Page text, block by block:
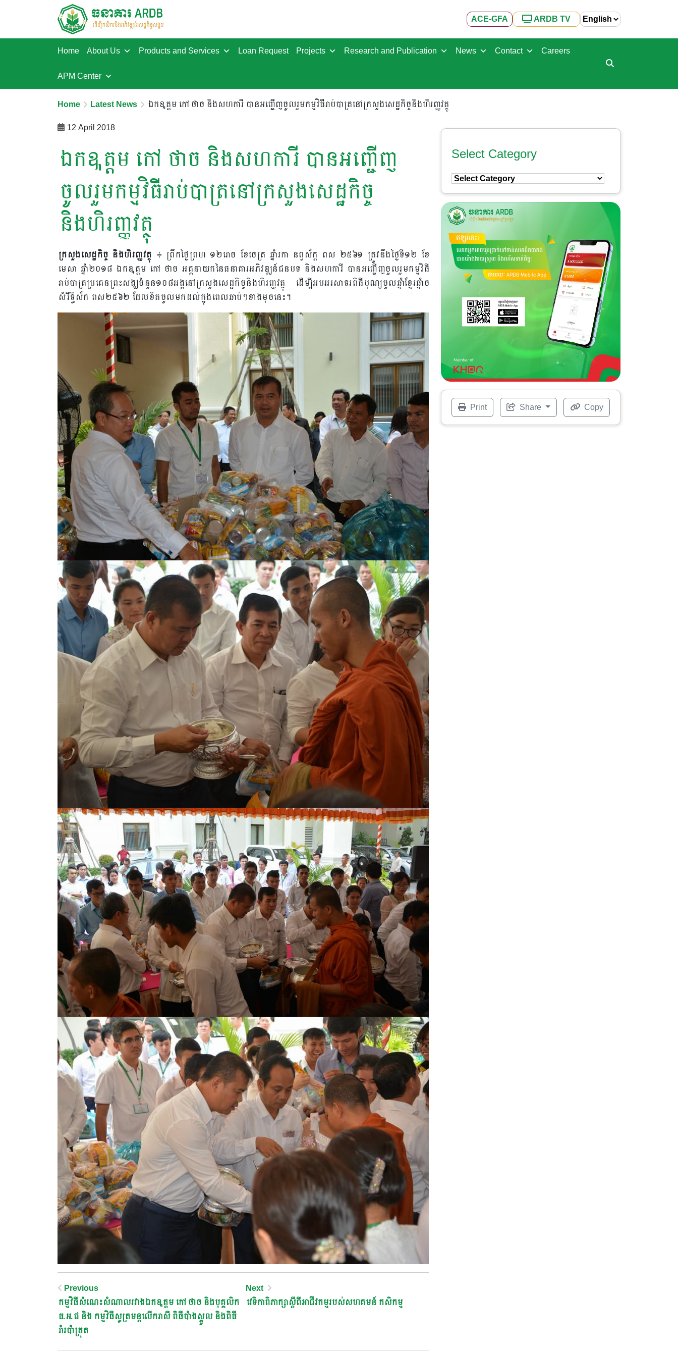
ACE-GFA ARDB TV
Home About Us Products and Services Loan Request Projects Research and Publication News Contact Careers
APM Center
Home Latest News ឯកឩត្តម កៅ ថាច និងសហការី បានអញ្ជើញចូលរួមកម្មវិធីរាប់បាត្រនៅក្រសួងសេដ្ឋកិច្ចនិងហិរញ្ញវត្ថុ
12 April 2018
ឯកឩត្តម កៅ ថាច និងសហការី បានអញ្ជើញ
ចូលរួមកម្មវិធីរាប់បាត្រនៅក្រសួងសេដ្ឋកិច្ច
និងហិរញ្ញវត្ថុ
ក្រសួងសេដ្ឋកិច្ច និងហិរញ្ញវត្ថុ៖ ព្រឹកថ្ងៃព្រហ ១២រោច ខែចេត្រ ឆ្នាំរកា នព្វស័ក្ត ពស ២៥៦១ ត្រូវនឹងថ្ងៃទី១២ ខែ
មេសា ឆ្នាំ២០១៨ ឯកឩត្តម កៅ ថាច អគ្គនាយកនៃធនាគារអភិវឌ្ឍន៍ជនបទ និងសហការី បានអញ្ជើញចូលរួមកម្មវិធី
រាប់បាត្រប្រគេនព្រះសង្ឃចំនួន១០៨អង្គនៅក្រសួងសេដ្ឋកិច្ចនិងហិរញ្ញវត្ថុ ដើម្បីអបអរសាទរពិធីបុណ្យចូលឆ្នាំខ្មែរឆ្នាំច
សំរឹទ្ធិស័ក ពស២៥៦២ ដែលខិតចូលមកដល់ក្នុងពេលឆាប់ៗខាងមុចនេះ។
Post
Navigation
Previous
កម្មវិធីសំណេះសំណាលរវាងឯកឩត្តម កៅ ថាច និងបុគ្គលិក
ធ.អ.ជ និង កម្មវិធីសូត្រមន្តលើករាសី ពិធីបាំងស្គូល និងពិធី
រាំរបាំត្រុត
Next
វេទិកាពិភាក្សាស្តីពីអាជីវកម្មរបស់សហគមន៍ កសិកម្ម
Select Category
Select
Category
Print Share Copy